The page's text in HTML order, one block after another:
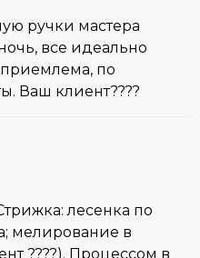
ручки мастера
все идеально
по
Ваш клиент????
лесенка по
мелирование в
????). Процессом в